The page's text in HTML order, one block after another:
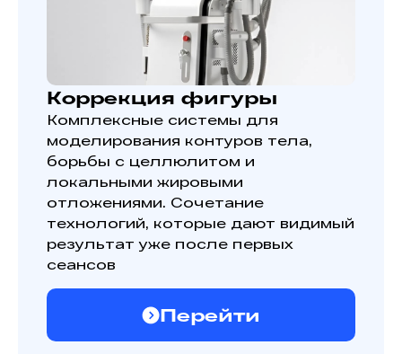
Коррекция фигуры
Комплексные системы для
моделирования контуров тела,
борьбы с целлюлитом и
локальными жировыми
отложениями. Сочетание
технологий, которые дают видимый
результат уже после первых
сеансов
Перейти